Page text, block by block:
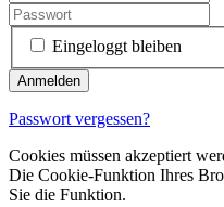
Eingeloggt bleiben
Passwort vergessen?
Cookies müssen akzeptiert
Die Cookie-Funktion Ihres
Sie die Funktion.